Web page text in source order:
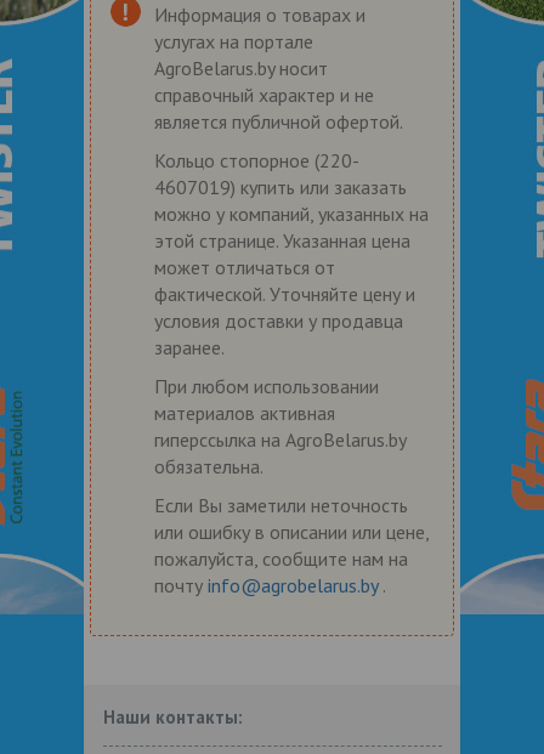
Информация о товарах и
услугах на портале
AgroBelarus.by носит
справочный характер и не
является публичной офертой.
Кольцо стопорное (220-
4607019) купить или заказать
можно у компаний, указанных на
этой странице. Указанная цена
может отличаться от
фактической. Уточняйте цену и
условия доставки у продавца
заранее.
При любом использовании
материалов активная
гиперссылка на AgroBelarus.by
обязательна.
Если Вы заметили неточность
или ошибку в описании или цене,
пожалуйста, сообщите нам на
почту info@agrobelarus.by .
Наши контакты: